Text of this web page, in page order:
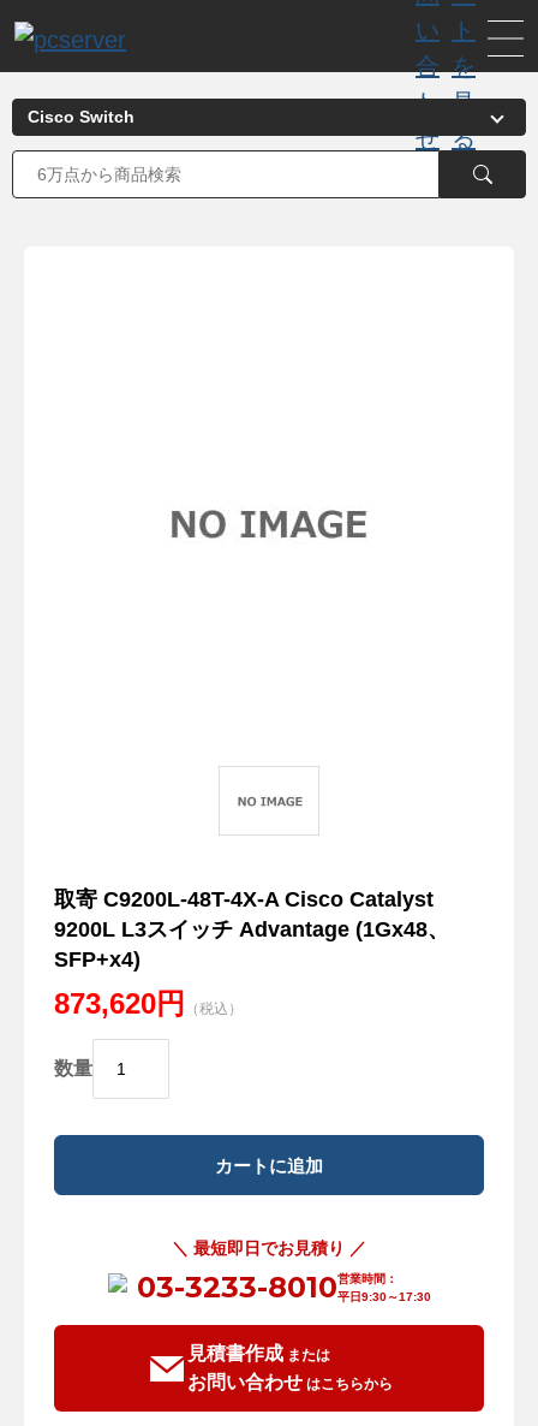
取寄 C9200L-48T-4X-A Cisco Catalyst
9200L L3スイッチ Advantage (1Gx48、
SFP+x4)
873,620円 （税込）
数量
＼ 最短即日でお見積り ／
03-3233-8010営業時間：
平日9:30～17:30
見積書作成または
お問い合わせはこちらから